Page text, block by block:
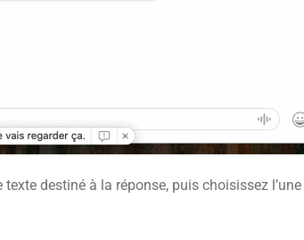
destiné à la réponse, puis choisissez